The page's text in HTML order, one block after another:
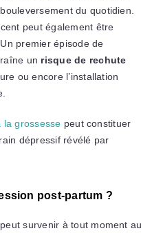
du quotidien.
peut également être
premier épisode de
un risque de rechute
ou encore l’installation
la grossesse peut constituer
dépressif révélé par
post-partum ?
survenir à tout moment au